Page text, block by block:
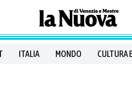
ITALIA MONDO CULTURA